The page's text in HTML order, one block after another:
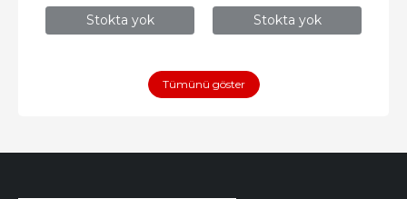
Stokta yok Stokta yok
Tümünü göster